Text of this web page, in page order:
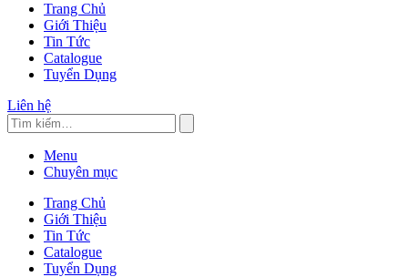
Trang Chủ
Giới Thiệu
Tin Tức
Catalogue
Tuyển Dụng
Liên hệ
Menu
Chuyên mục
Trang Chủ
Giới Thiệu
Tin Tức
Catalogue
Tuyển Dụng